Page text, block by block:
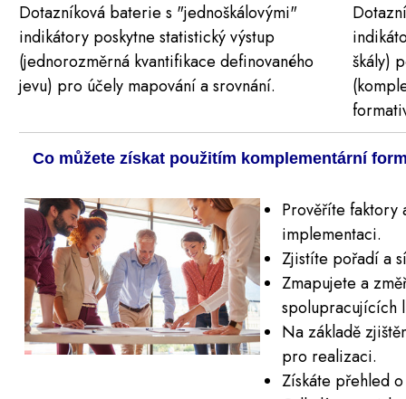
Dotazníková baterie s "jednoškálovými"
indikátory poskytne statistický výstup
(jednorozměrná kvantifikace definovaného
jevu) pro účely mapování a srovnání.
škály)
Co můžete získat použitím komplementární
Prověříte faktory
implementaci.
Zjistíte pořadí a
Zmapujete a
spolupracujících
Na základě
pro realizaci.
Získáte přehled